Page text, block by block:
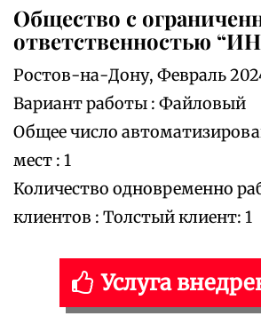
Общество с
ответственностью
Ростов-на-Дону, Февраль
Вариант работы : Файловый
Общее число
мест : 1
Количество одновременно
клиентов : Толстый клиент: 1
Услуга